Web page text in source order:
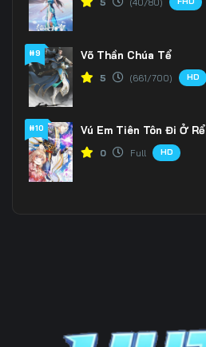
5 (40/80)
#9 Võ Thần Chúa Tể
5 (661/700) HD
#10 Vú Em Tiên Tôn Đi Ở Rể
0 Full HD